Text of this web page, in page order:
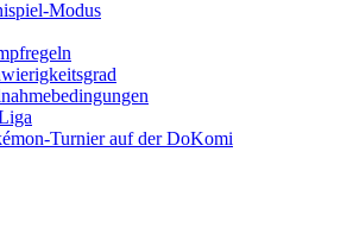
Modus
Turnier auf der DoKomi